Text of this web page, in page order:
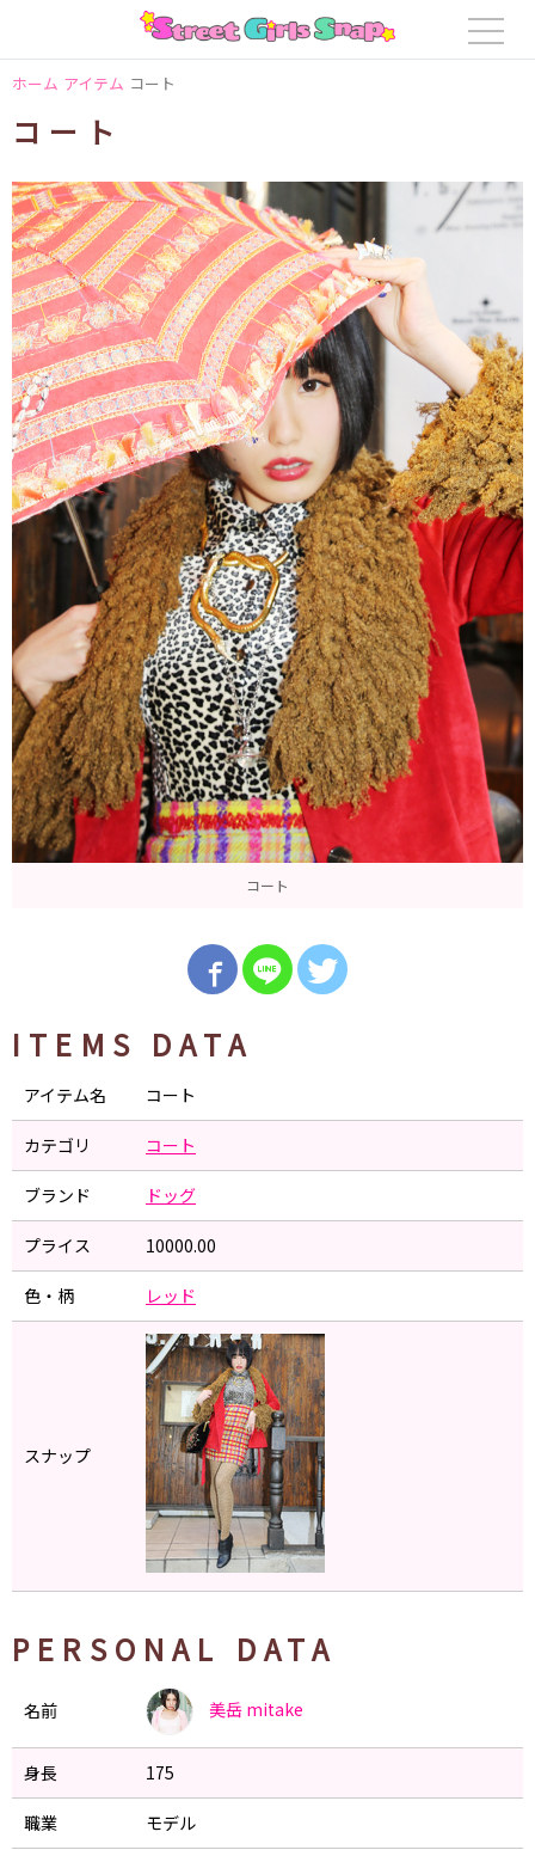
ホーム アイテム コート
コート
コート
ITEMS DATA
アイテム名 コート
カテゴリ コート
ブランド ドッグ
プライス 10000.00
色・柄 レッド
スナップ
PERSONAL DATA
名前 美岳 mitake
身長 175
職業 モデル